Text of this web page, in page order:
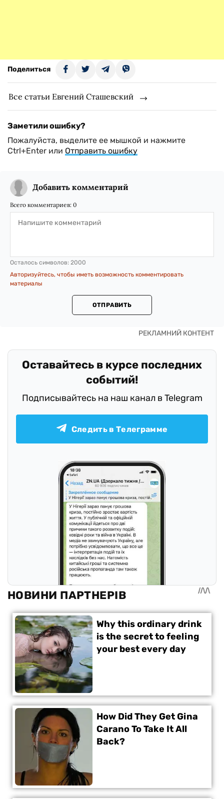
Поделиться
Все статьи Евгений Сташевский
Заметили ошибку?
Пожалуйста, выделите ее мышкой и нажмите
Ctrl+Enter или Отправить ошибку
Добавить комментарий
Всего комментариев: 0
Осталось символов: 2000
Авторизуйтесь, чтобы иметь возможность комментировать
материалы
ОТПРАВИТЬ
Оставайтесь в курсе последних
событий!
Подписывайтесь на наш канал в Telegram
Следить в Телеграмме